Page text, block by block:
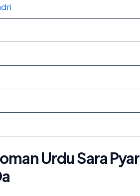
Urdu Sara Pyar